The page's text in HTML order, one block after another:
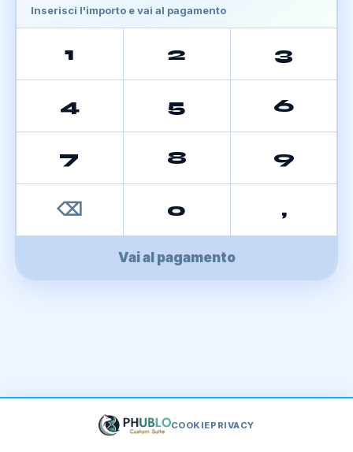
Inserisci l'importo e vai al pagamento
1 2 3
4 5 6
7 8 9
⌫ 0 ,
Vai al pagamento
COOKIEPRIVACY